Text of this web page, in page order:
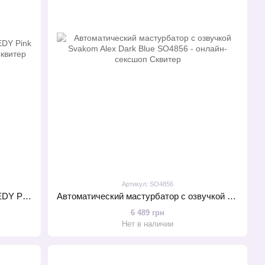
Набор мастурбаторов SVAKOM - HEDY Pink (6 штук)
Артикул: SO4856
Автоматический мастурбатор с озвучкой Svakom Alex Dark Blue
6 489 грн
Нет в наличии